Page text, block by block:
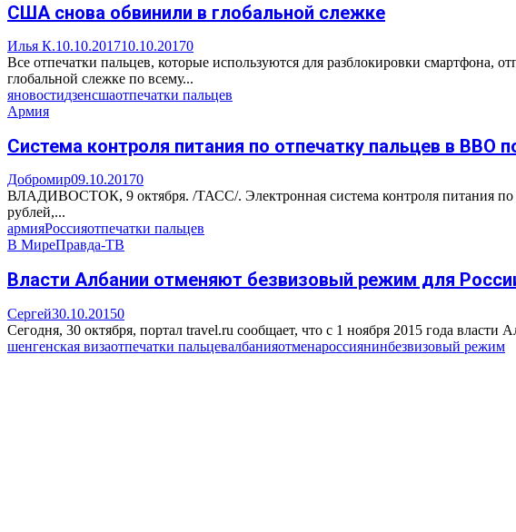
США снова обвинили в глобальной слежке
Илья К.10.10.201710.10.20170
Все отпечатки пальцев, которые используются для разблокировки
глобальной слежке по всему...
яновостидзенсшаотпечатки пальцев
Армия
Система контроля питания по отпечатку пальцев в ВВО
Добромир09.10.20170
ВЛАДИВОСТОК, 9 октября. /ТАСС/. Электронная система контроля питания по
рублей,...
армияРоссияотпечатки пальцев
В МиреПравда-ТВ
Власти Албании отменяют безвизовый режим для
Сергей30.10.20150
Сегодня, 30 октября, портал travel.ru сообщает, что с 1 ноября 2015 года
шенгенская визаотпечатки пальцевалбанияотменароссиянинбезвизовый режим